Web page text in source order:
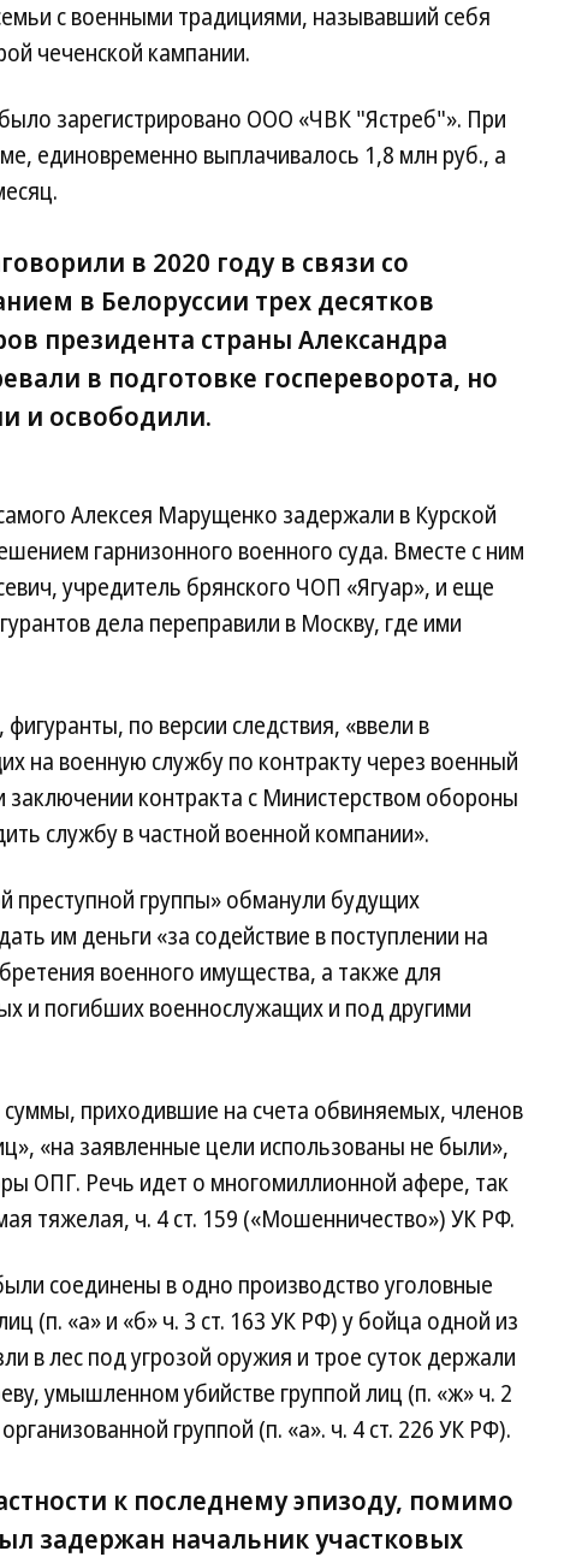
с военными традициями, называвший себя
чеченской кампании.
зарегистрировано ООО «ЧВК "Ястреб"». При
единовременно выплачивалось 1,8 млн руб., а
в 2020 году в связи со
в Белоруссии трех десятков
президента страны Александра
в подготовке госпереворота, но
и освободили.
Алексея Марущенко задержали в Курской
гарнизонного военного суда. Вместе с ним
учредитель брянского ЧОП «Ягуар», и еще
дела переправили в Москву, где ими
по версии следствия, «ввели в
на военную службу по контракту через военный
контракта с Министерством обороны
службу в частной военной компании».
преступной группы» обманули будущих
им деньги «за содействие в поступлении на
военного имущества, а также для
и погибших военнослужащих и под другими
приходившие на счета обвиняемых, членов
«на заявленные цели использованы не были»,
ОПГ. Речь идет о многомиллионной афере, так
тяжелая, ч. 4 ст. 159 («Мошенничество») УК РФ.
соединены в одно производство уголовные
(п. «а» и «б» ч. 3 ст. 163 УК РФ) у бойца одной из
в лес под угрозой оружия и трое суток держали
умышленном убийстве группой лиц (п. «ж» ч. 2
группой (п. «а». ч. 4 ст. 226 УК РФ).
к последнему эпизоду, помимо
задержан начальник участковых